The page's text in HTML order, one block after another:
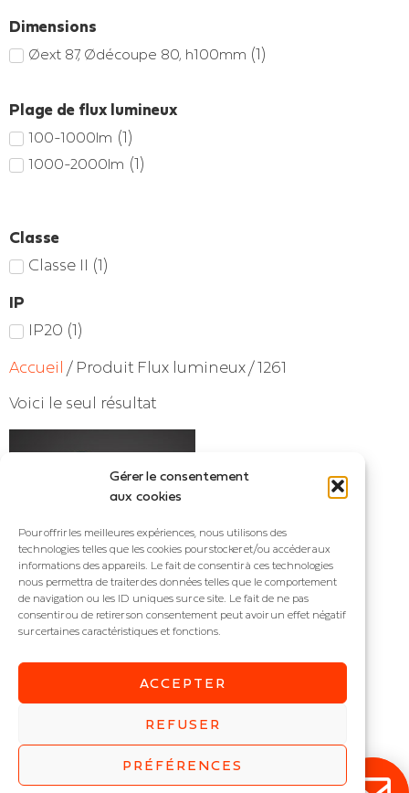
Gérer le consentement
aux cookies
Pour offrir les meilleures expériences, nous utilisons des
technologies telles que les cookies pour stocker et/ou accéder aux
informations des appareils. Le fait de consentir à ces technologies
nous permettra de traiter des données telles que le comportement
de navigation ou les ID uniques sur ce site. Le fait de ne pas
consentir ou de retirer son consentement peut avoir un effet négatif
sur certaines caractéristiques et fonctions.
ACCEPTER
REFUSER
PRÉFÉRENCES
Dimensions
Øext 87, Ødécoupe 80, h100mm (1)
Plage de flux lumineux
100-1000lm (1)
1000-2000lm (1)
Classe
Classe II (1)
IP
IP20 (1)
Accueil / Produit Flux lumineux / 1261
Voici le seul résultat
IP : IP20
10 ,13